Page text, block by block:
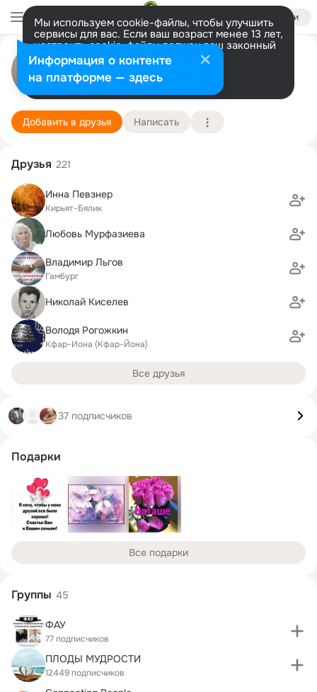
Войти
Мы используем cookie-файлы, чтобы улучшить
сервисы для вас. Если ваш возраст менее 13 лет,
настроить cookie-файлы должен ваш законный
представитель. Больше информации
Разрешить все Настроить
Наташа Серик (Плоткина)
Аврора 25 августа (53 года)
Подробнее
Добавить в друзья Написать
Друзья 221
Инна Певзнер
Кирьят-Бялик
Любовь Мурфазиева
Владимир Льгов
Гамбург
Николай Киселев
Володя Рогожкин
Кфар-Иона (Кфар-Йона)
Все друзья
37 подписчиков
Подарки
Все подарки
Группы 45
ФАУ
77 подписчиков
ПЛОДЫ МУДРОСТИ
12449 подписчиков
Информация о контенте
на платформе — здесь